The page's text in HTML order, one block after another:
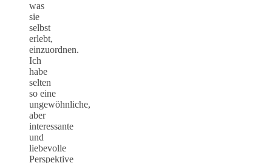
was
sie
selbst
erlebt,
einzuordnen.
Ich
habe
selten
so eine
ungewöhnliche,
aber
interessante
und
liebevolle
Perspektive